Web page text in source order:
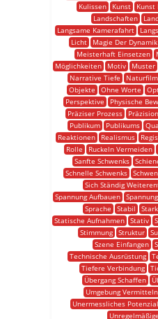
Kulissen
Kunst
Kunst
Landschaften
Langsame Kamerafahrt
Licht
Magie Der Dynamik
Meisterhaft Einsetzen
Möglichkeiten
Motiv Muster
Narrative Tiefe
Objekte
Ohne Worte
Perspektive
Physische
Präziser Prozess
Präzision
Publikum
Publikums
Reaktionen
Realismus
Rolle
Ruckeln Vermeiden
Sanfte Schwenks
Schnelle Schwenks
Sich Ständig
Spannung Aufbauen
Sprache
Stabil
Statische Aufnahmen Stativ
Stimmung Struktur
Szene Einfangen
Technische Ausrüstung
Tiefere Verbindung
Übergang Schaffen
Umgebung Vermitteln
Unermessliches Potenzial